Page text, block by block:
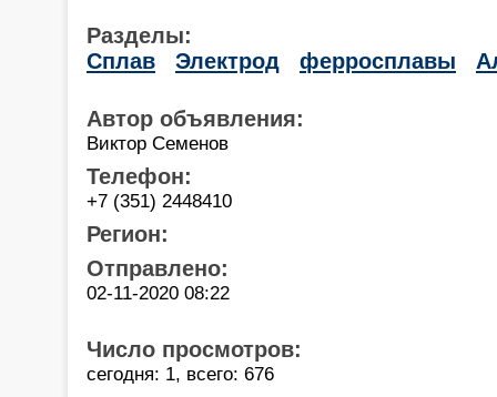
Разделы:
Сплав
Электрод ферросплавы
Автор объявления:
Виктор Семенов
Телефон:
+7 (351) 2448410
Регион:
Отправлено:
02-11-2020 08:22
Число просмотров:
сегодня: 1, всего: 676